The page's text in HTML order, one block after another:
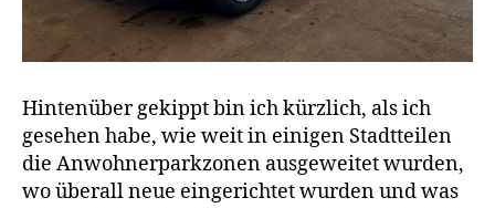
Hintenüber gekippt bin ich kürzlich, als ich
gesehen habe, wie weit in einigen Stadtteilen
die Anwohnerparkzonen ausgeweitet wurden,
wo überall neue eingerichtet wurden und was